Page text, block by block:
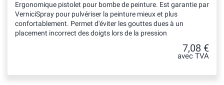
Ergonomique pistolet pour bombe de peinture. Est garantie par
VerniciSpray pour pulvériser la peinture mieux et plus
confortablement. Permet d'éviter les gouttes dues à un
placement incorrect des doigts lors de la pression
7,08 €
avec TVA